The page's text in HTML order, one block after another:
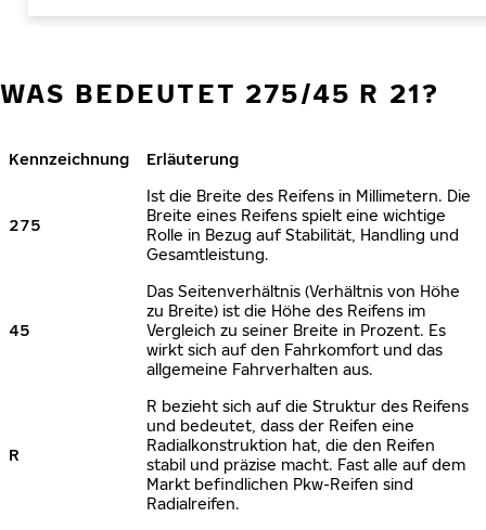
WAS BEDEUTET 275/45 R 21?
Kennzeichnung Erläuterung
275
Ist die Breite des Reifens in Millimetern. Die
Breite eines Reifens spielt eine wichtige
Rolle in Bezug auf Stabilität, Handling und
Gesamtleistung.
45
Das Seitenverhältnis (Verhältnis von Höhe
zu Breite) ist die Höhe des Reifens im
Vergleich zu seiner Breite in Prozent. Es
wirkt sich auf den Fahrkomfort und das
allgemeine Fahrverhalten aus.
R
R bezieht sich auf die Struktur des Reifens
und bedeutet, dass der Reifen eine
Radialkonstruktion hat, die den Reifen
stabil und präzise macht. Fast alle auf dem
Markt befindlichen Pkw-Reifen sind
Radialreifen.